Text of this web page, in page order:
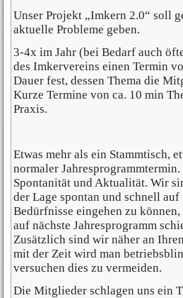
Unser Projekt „Imkern 2.0“ soll
aktuelle Probleme geben.
3-4x im Jahr (bei Bedarf auch
des Imkervereins einen Termin
Dauer fest, dessen Thema die
Kurze Termine von ca. 10 min
Praxis.
Etwas mehr als ein Stammtisch,
normaler
Spontanität und Aktualität. Wir
der Lage spontan und schnell
Bedürfnisse eingehen zu
auf nächste Jahresprogramm
Zusätzlich sind wir näher an
mit der Zeit wird man
versuchen dies zu vermeiden.
Die Mitglieder schlagen uns ein